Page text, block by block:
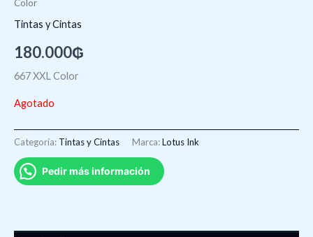
Color
Tintas y Cintas
180.000₲
667 XXL Color
Agotado
Categoría: Tintas y Cintas Marca:Lotus Ink
Pedir más información